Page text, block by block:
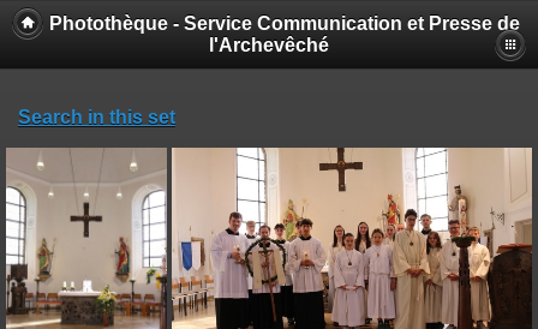
Photothèque - Service Communication et Presse de
l'Archevêché
Search in this set